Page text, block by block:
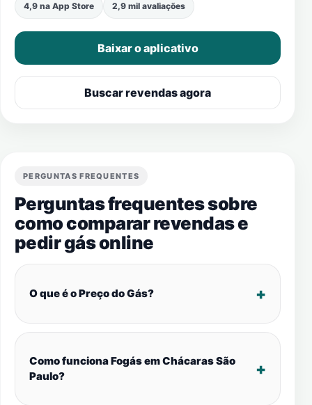
4,9 na App Store 2,9 mil avaliações
Baixar o aplicativo
Buscar revendas agora
PERGUNTAS FREQUENTES
Perguntas frequentes sobre
como comparar revendas e
pedir gás online
O que é o Preço do Gás?
Como funciona Fogás em Chácaras São
Paulo?